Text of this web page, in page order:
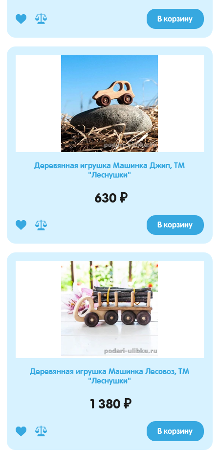
В корзину
Деревянная игрушка Машинка Джип, ТМ
"Леснушки"
630 ₽
В корзину
Деревянная игрушка Машинка Лесовоз, ТМ
"Леснушки"
1 380 ₽
В корзину